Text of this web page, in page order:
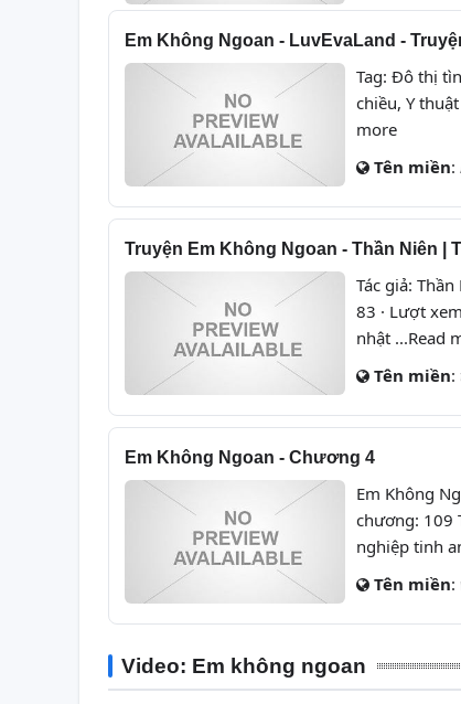
Em Không Ngoan - LuvEvaLand -
Tag: Đô thị
chiều, Y
more
Tên miền:
Truyện Em Không Ngoan - Thần Niên |
Tác giả:
83 · Lượt
nhật ...Read
Tên miền:
Em Không Ngoan - Chương 4
Em Không
chương: 109
nghiệp tinh
Tên miền:
Video: Em không ngoan